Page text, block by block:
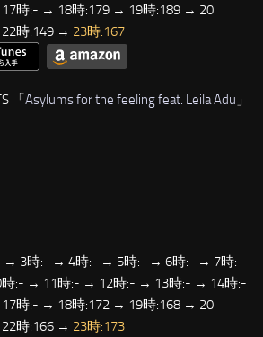
時:- → 18時:179 → 19時:189 → 20
時:149 → 23時:167
「Asylums for the feeling feat. Leila Adu 」
→ 3時:- → 4時:- → 5時:- → 6時:- → 7時:-
:- → 11時:- → 12時:- → 13時:- → 14時:-
時:- → 18時:172 → 19時:168 → 20
時:166 → 23時:173